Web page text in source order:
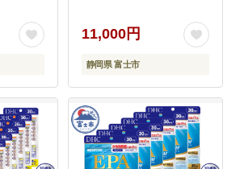
11,000円
静岡県 富士市